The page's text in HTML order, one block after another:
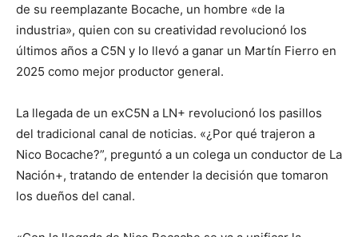
de su reemplazante Bocache, un hombre «de la
industria», quien con su creatividad revolucionó los
últimos años a C5N y lo llevó a ganar un Martín Fierro en
2025 como mejor productor general.
La llegada de un exC5N a LN+ revolucionó los pasillos
del tradicional canal de noticias. «¿Por qué trajeron a
Nico Bocache?”, preguntó a un colega un conductor de La
Nación+, tratando de entender la decisión que tomaron
los dueños del canal.